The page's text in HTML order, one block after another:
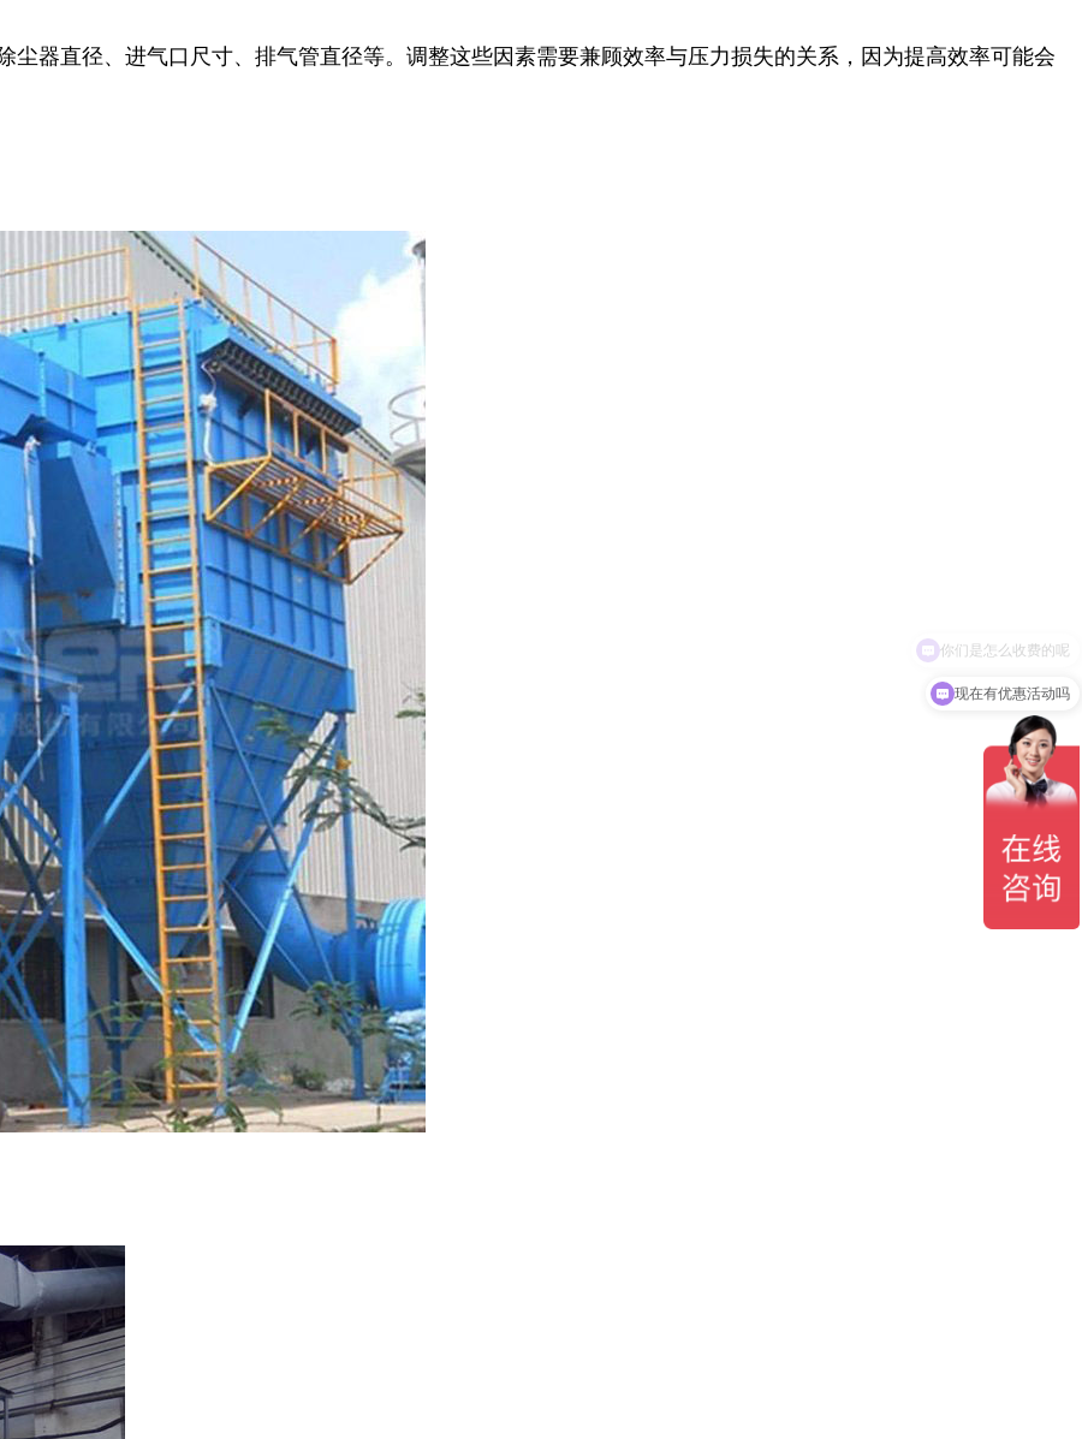
器直径、进气口尺寸、排气管直径等。调整这些因素需要兼顾效率与压力损失的关系，因为提高效率可能会
现在有优惠活动吗